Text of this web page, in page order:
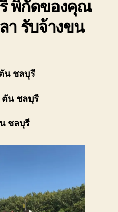
พิกัดของคุณ
า รับจ้างขน
น ชลบุรี
ตัน ชลบุรี
ชลบุรี